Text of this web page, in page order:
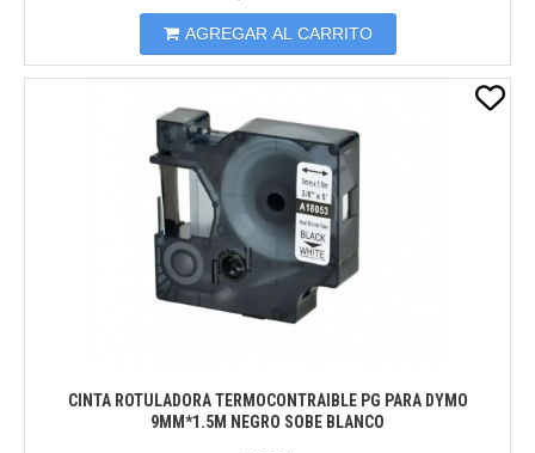
AGREGAR AL CARRITO
CINTA ROTULADORA TERMOCONTRAIBLE PG PARA DYMO
9MM*1.5M NEGRO SOBE BLANCO